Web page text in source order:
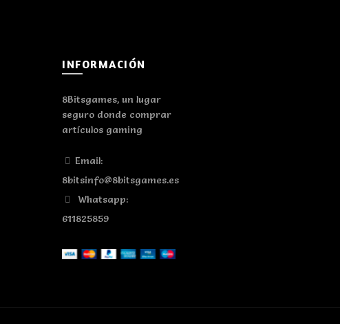
INFORMACIÓN
8Bitsgames, un lugar
seguro donde comprar
artículos gaming
Email:
8bitsinfo@8bitsgames.es
Whatsapp:
611825859